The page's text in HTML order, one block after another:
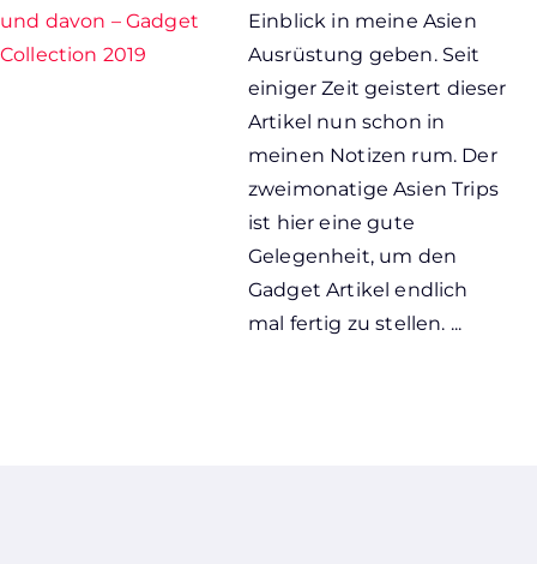
und davon – Gadget
Collection 2019
Einblick in meine Asien
Ausrüstung geben. Seit
einiger Zeit geistert dieser
Artikel nun schon in
meinen Notizen rum. Der
zweimonatige Asien Trips
ist hier eine gute
Gelegenheit, um den
Gadget Artikel endlich
mal fertig zu stellen. ...